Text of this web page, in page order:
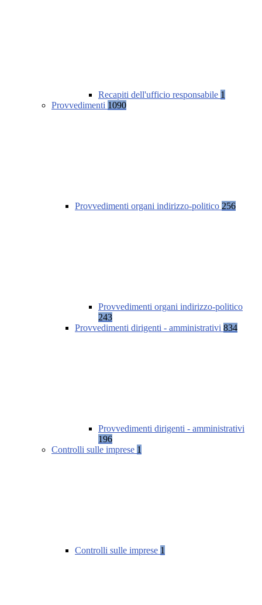
Recapiti dell'ufficio responsabile 1
Provvedimenti 1090
Provvedimenti organi indirizzo-politico 256
Provvedimenti organi indirizzo-politico
243
Provvedimenti dirigenti - amministrativi 834
Provvedimenti dirigenti - amministrativi
196
Controlli sulle imprese 1
Controlli sulle imprese 1